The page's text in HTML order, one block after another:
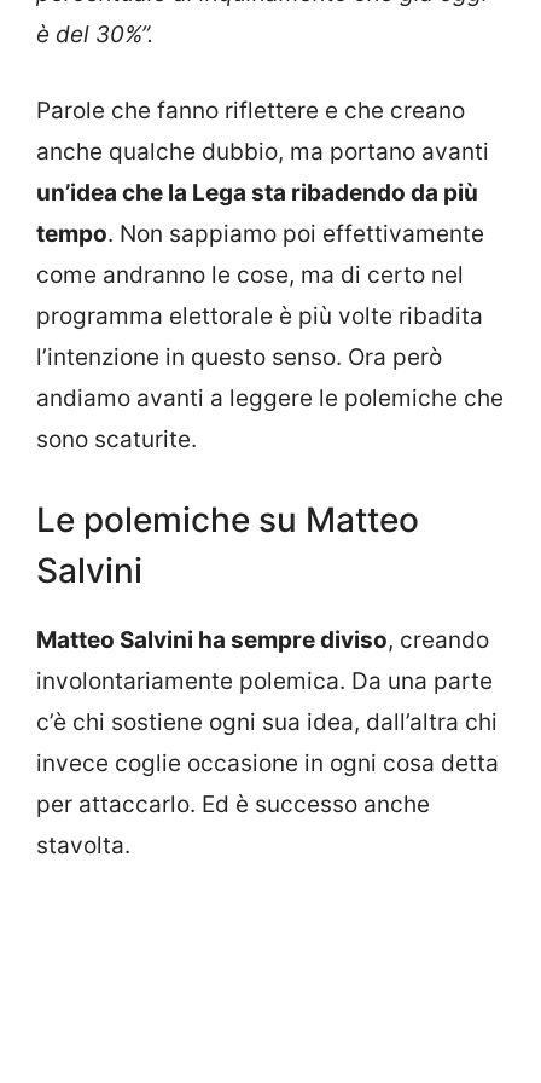
è del 30%”.
Parole che fanno riflettere e che creano
anche qualche dubbio, ma portano avanti
un’idea che la Lega sta ribadendo da più
tempo. Non sappiamo poi effettivamente
come andranno le cose, ma di certo nel
programma elettorale è più volte ribadita
l’intenzione in questo senso. Ora però
andiamo avanti a leggere le polemiche che
sono scaturite.
Le polemiche su Matteo
Salvini
Matteo Salvini ha sempre diviso, creando
involontariamente polemica. Da una parte
c’è chi sostiene ogni sua idea, dall’altra chi
invece coglie occasione in ogni cosa detta
per attaccarlo. Ed è successo anche
stavolta.